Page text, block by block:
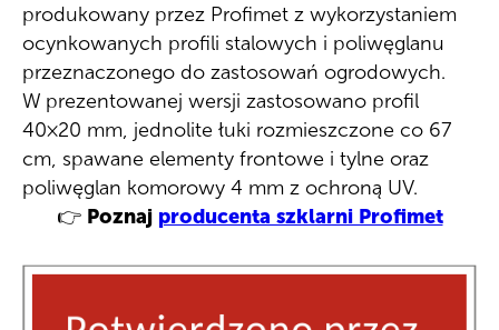
produkowany przez Profimet z wykorzystaniem
ocynkowanych profili stalowych i poliwęglanu
przeznaczonego do zastosowań ogrodowych.
W prezentowanej wersji zastosowano profil
40×20 mm, jednolite łuki rozmieszczone co 67
cm, spawane elementy frontowe i tylne oraz
poliwęglan komorowy 4 mm z ochroną UV.
👉 Poznaj producenta szklarni Profimet